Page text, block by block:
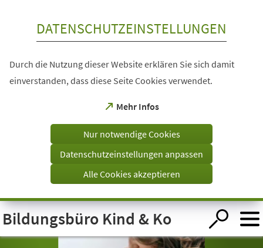
Visuelle
Assistenzsoftware
öffnen.
DATENSCHUTZEINSTELLUNGEN
Durch die Nutzung dieser Website erklären Sie sich damit
einverstanden, dass diese Seite Cookies verwendet.
Mehr Infos
(Öffnet
einem
Tab)
Nur notwendige Cookies
Datenschutzeinstellungen anpassen
Alle Cookies akzeptieren
Bildungsbüro Kind & Ko